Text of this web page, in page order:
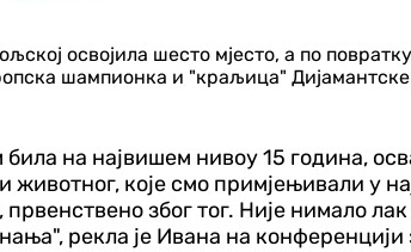
освојила шесто мјесто, а по
шампионка и "краљица" Дијамантске
на највишем нивоу 15 година,
које смо примјењивали у
због тог. Није нимало
рекла је Ивана на конференцији